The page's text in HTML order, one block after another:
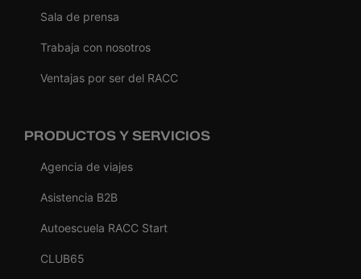
Sala de prensa
Trabaja con nosotros
Ventajas por ser del RACC
PRODUCTOS Y SERVICIOS
Agencia de viajes
Asistencia B2B
Autoescuela RACC Start
CLUB65